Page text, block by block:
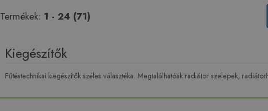
Termékek: 1 - 24 (71)
Kiegészítők
Fűtéstechnikai kiegészítők széles választéka. Megtalálhatóak radiátor szelepek,